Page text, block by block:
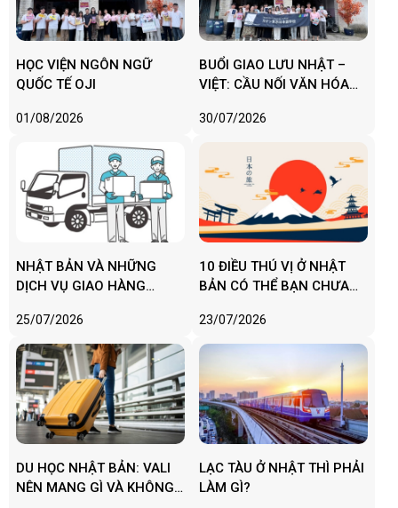
HỌC VIỆN NGÔN NGỮ
QUỐC TẾ OJI
01/08/2026
BUỔI GIAO LƯU NHẬT –
VIỆT: CẦU NỐI VĂN HÓA
30/07/2026
NHẬT BẢN VÀ NHỮNG
DỊCH VỤ GIAO HÀNG
25/07/2026
10 ĐIỀU THÚ VỊ Ở NHẬT
BẢN CÓ THỂ BẠN CHƯA
23/07/2026
DU HỌC NHẬT BẢN: VALI
NÊN MANG GÌ VÀ KHÔNG
LẠC TÀU Ở NHẬT THÌ PHẢI
LÀM GÌ?